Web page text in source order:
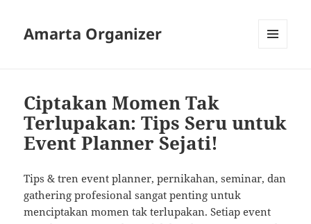
Amarta Organizer
Ciptakan Momen Tak
Terlupakan: Tips Seru untuk
Event Planner Sejati!
Tips & tren event planner, pernikahan, seminar, dan
gathering profesional sangat penting untuk
menciptakan momen tak terlupakan. Setiap event